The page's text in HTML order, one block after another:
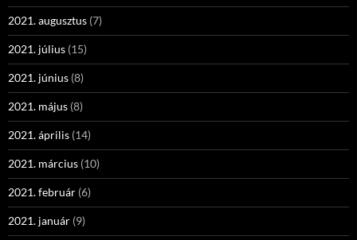
2021. augusztus (7)
2021. július (15)
2021. június (8)
2021. május (8)
2021. április (14)
2021. március (10)
2021. február (6)
2021. január (9)